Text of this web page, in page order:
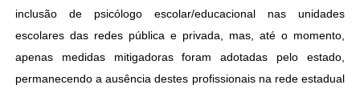
inclusão de psicólogo escolar/educacional nas unidades
escolares das redes pública e privada, mas, até o momento,
apenas medidas mitigadoras foram adotadas pelo estado,
permanecendo a ausência destes profissionais na rede estadual